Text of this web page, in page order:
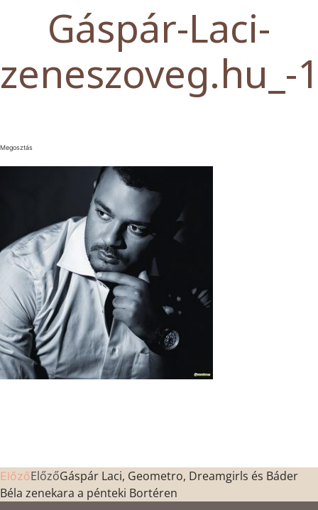
Gáspár-Laci-
zeneszoveg.hu_-
Megosztás
ElőzőElőzőGáspár Laci, Geometro, Dreamgirls és Báder
Béla zenekara a pénteki Bortéren